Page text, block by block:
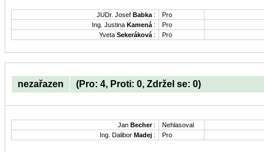
JUDr. Josef Babka :
Pro
Ing. Justina Kamená :
Pro
Yveta Sekeráková : Pro
nezařazen (Pro: 4, Proti: 0, Zdržel se: 0)
Jan Becher:
Nehlasoval
Ing. Dalibor Madej : Pro